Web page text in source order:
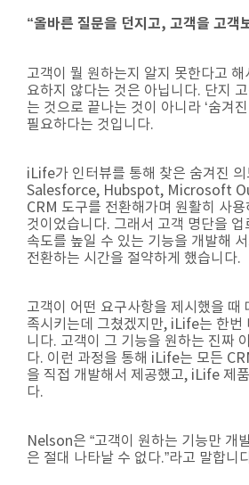
“올바른 질문을 던지고, 고객을 고객
고객이 뭘 원하는지 알지 못한다고
요하지 않다는 것은 아닙니다. 단지
는 것으로 끝나는 것이 아니라 ‘숨겨진
필요하다는 것입니다.
iLife가 인터뷰를 통해 찾은 숨겨진
Salesforce, Hubspot, Microsoft
CRM 도구를 전환해가며 원활히 사
것이었습니다. 그래서 고객 명단을
속도를 높일 수 있는 기능을 개발해
전환하는 시간을 절약하게 했습니다.
고객이 어떤 요구사항을 제시했을 때
족시키는데 그쳤겠지만, iLife는 한번
니다. 고객이 그 기능을 원하는 진짜
다. 이런 과정을 통해 iLife는 모든
을 직접 개발해서 제공했고, iLife 제
다.
Nelson은 “고객이 원하는 기능만 개
은 절대 나타날 수 없다.”라고 말합니